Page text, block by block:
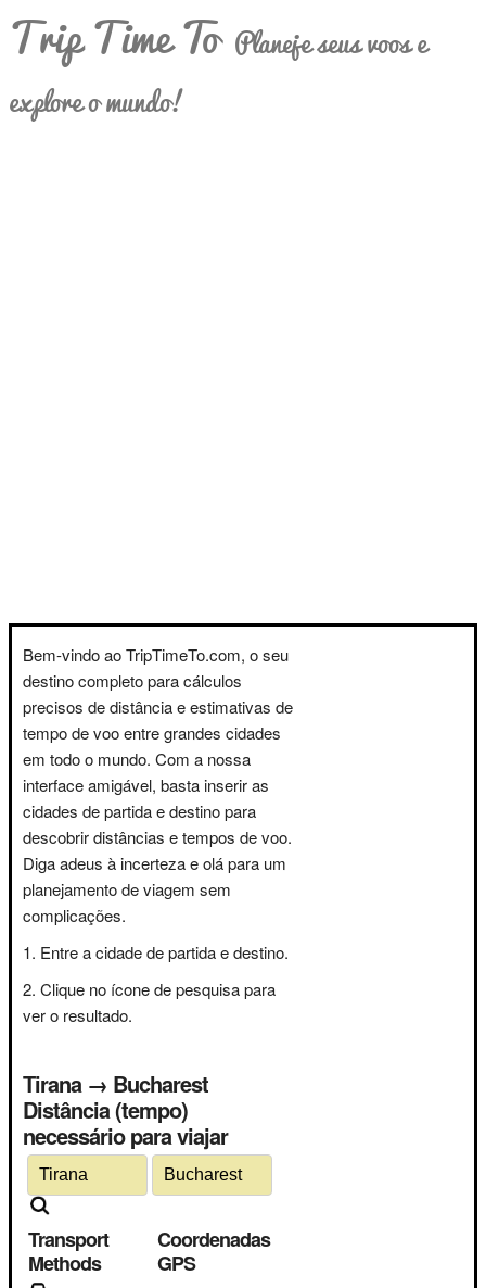
Trip Time To Planeje seus voos e
explore o mundo!
Bem-vindo ao TripTimeTo.com, o seu
destino completo para cálculos
precisos de distância e estimativas de
tempo de voo entre grandes cidades
em todo o mundo. Com a nossa
interface amigável, basta inserir as
cidades de partida e destino para
descobrir distâncias e tempos de voo.
Diga adeus à incerteza e olá para um
planejamento de viagem sem
complicações.
Entre a cidade de partida e destino.
Clique no ícone de pesquisa para
ver o resultado.
Tirana → Bucharest
Distância (tempo)
necessário para viajar
Transport
Methods
Coordenadas
GPS